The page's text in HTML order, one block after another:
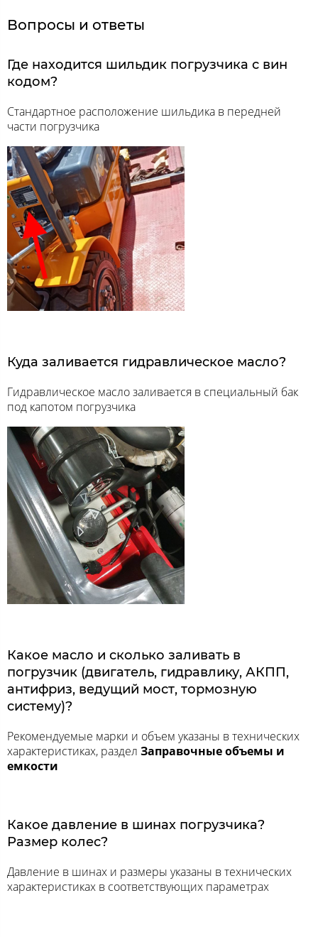
Вопросы и ответы
Где находится шильдик погрузчика с вин
кодом?
Стандартное расположение шильдика в передней
части погрузчика
Куда заливается гидравлическое масло?
Гидравлическое масло заливается в специальный бак
под капотом погрузчика
Какое масло и сколько заливать в
погрузчик (двигатель, гидравлику, АКПП,
антифриз, ведущий мост, тормозную
систему)?
Рекомендуемые марки и объем указаны в технических
характеристиках, раздел Заправочные объемы и
емкости
Какое давление в шинах погрузчика?
Размер колес?
Давление в шинах и размеры указаны в технических
характеристиках в соответствующих параметрах